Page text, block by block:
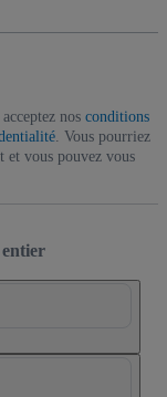
nos conditions
. Vous pourriez
et vous pouvez vous
entier